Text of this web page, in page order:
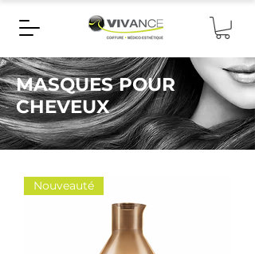
MASQUES POUR
CHEVEUX
Nouveauté